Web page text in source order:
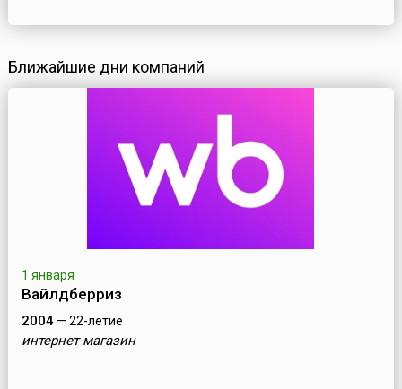
Ближайшие дни компаний
1 января
Вайлдберриз
2004— 22-летие
интернет-магазин